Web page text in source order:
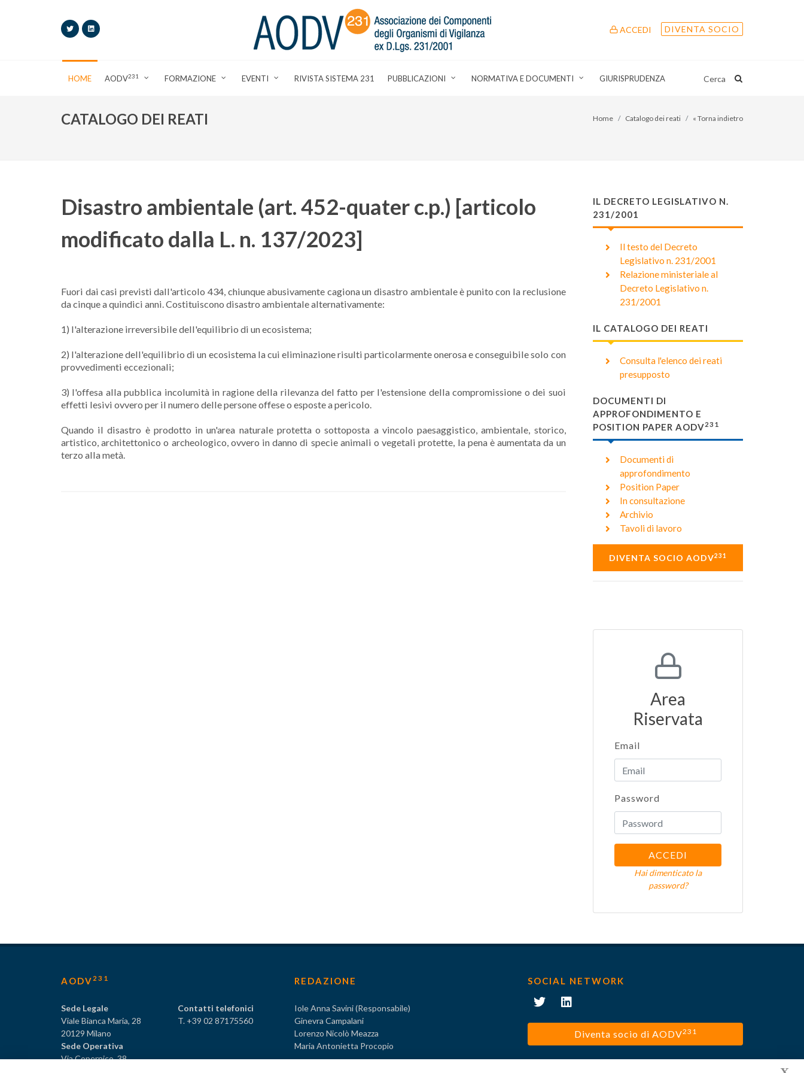
ACCEDI DIVENTA SOCIO
HOME AODV231 FORMAZIONE EVENTI RIVISTA SISTEMA 231 PUBBLICAZIONI NORMATIVA E DOCUMENTI GIURISPRUDENZA Cerca
CATALOGO DEI REATI Home Catalogo dei reati « Torna indietro
Disastro ambientale (art. 452-quater c.p.) [articolo
modificato dalla L. n. 137/2023]
Fuori dai casi previsti dall'articolo 434, chiunque abusivamente cagiona un disastro ambientale è punito con la reclusione
da cinque a quindici anni. Costituiscono disastro ambientale alternativamente:
1) l'alterazione irreversibile dell'equilibrio di un ecosistema;
2) l'alterazione dell'equilibrio di un ecosistema la cui eliminazione risulti particolarmente onerosa e conseguibile solo con
provvedimenti eccezionali;
3) l'offesa alla pubblica incolumità in ragione della rilevanza del fatto per l'estensione della compromissione o dei suoi
effetti lesivi ovvero per il numero delle persone offese o esposte a pericolo.
Quando il disastro è prodotto in un'area naturale protetta o sottoposta a vincolo paesaggistico, ambientale, storico,
artistico, architettonico o archeologico, ovvero in danno di specie animali o vegetali protette, la pena è aumentata da un
terzo alla metà.
IL DECRETO LEGISLATIVO N.
231/2001
Il testo del Decreto
Legislativo n. 231/2001
Relazione ministeriale al
Decreto Legislativo n.
231/2001
IL CATALOGO DEI REATI
Consulta l'elenco dei reati
presupposto
DOCUMENTI DI
APPROFONDIMENTO E
POSITION PAPER AODV231
Documenti di
approfondimento
Position Paper
In consultazione
Archivio
Tavoli di lavoro
DIVENTA SOCIO AODV231
Area
Riservata
Email
Password
ACCEDI
Hai dimenticato la
password?
AODV 231
Sede Legale
Viale Bianca Maria, 28
20129 Milano
Sede Operativa
Via Copernico, 38
Contatti telefonici
T. +39 02 87175560
REDAZIONE
Iole Anna Savini (Responsabile)
Ginevra Campalani
Lorenzo Nicolò Meazza
Maria Antonietta Procopio
SOCIAL NETWORK
Diventa socio di AODV231